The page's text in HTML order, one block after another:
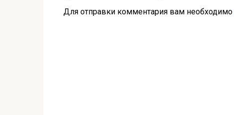
Для отправки комментария вам необходимо